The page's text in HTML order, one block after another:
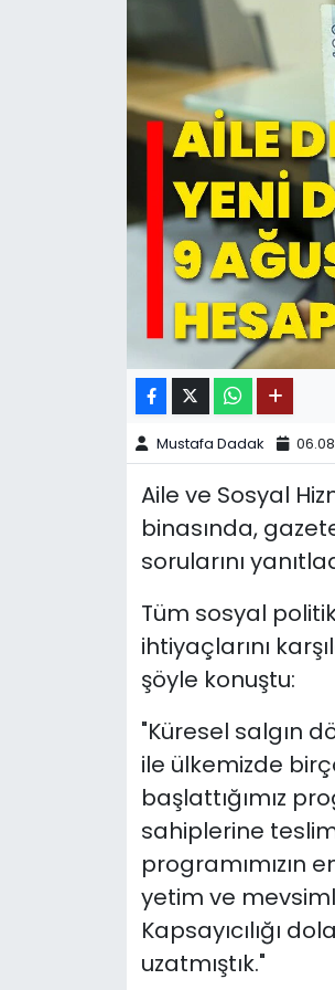
Mustafa Dadak
Aile ve Sosyal
binasında,
sorularını
Tüm sosyal
ihtiyaçlarını
şöyle konuştu:
"Küresel salgın
ile ülkemizde
başlattığımız
sahiplerine
programımızın
yetim ve
Kapsayıcılığı
uzatmıştık."
11:11 MANŞET